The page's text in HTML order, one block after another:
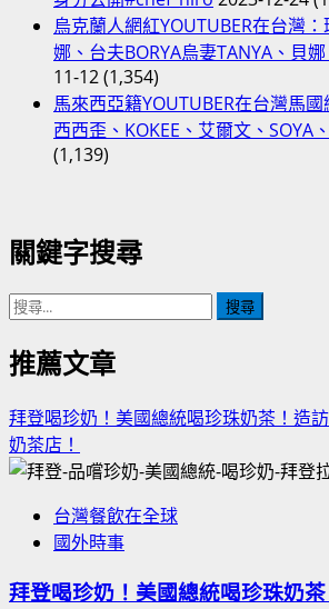
烏克蘭人網紅YOUTUBER在台灣
娜、台夫BORYA烏妻TANYA、貝
11-12(1,354)
馬來西亞籍YOUTUBER在台灣馬國
西西歪、KOKEE、艾爾文、SOYA
(1,139)
關鍵字搜尋
搜
關
字:
推薦文章
拜登喝珍奶！美國總統喝珍珠奶茶！造
奶茶店！
台灣餐飲在全球
國外時事
拜登喝珍奶！美國總統喝珍珠奶